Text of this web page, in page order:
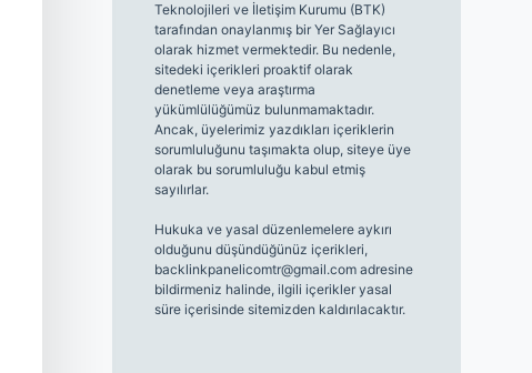
Teknolojileri ve İletişim Kurumu (BTK)
tarafından onaylanmış bir Yer Sağlayıcı
olarak hizmet vermektedir. Bu nedenle,
sitedeki içerikleri proaktif olarak
denetleme veya araştırma
yükümlülüğümüz bulunmamaktadır.
Ancak, üyelerimiz yazdıkları içeriklerin
sorumluluğunu taşımakta olup, siteye üye
olarak bu sorumluluğu kabul etmiş
sayılırlar.
Hukuka ve yasal düzenlemelere aykırı
olduğunu düşündüğünüz içerikleri,
backlinkpanelicomtr@gmail.comadresine
bildirmeniz halinde, ilgili içerikler yasal
süre içerisinde sitemizden kaldırılacaktır.